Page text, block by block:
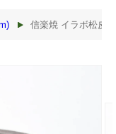
信楽焼 イラボ松皮